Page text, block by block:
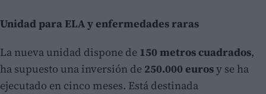
Unidad para ELA y enfermedades raras
La nueva unidad dispone de 150 metros cuadrados,
ha supuesto una inversión de 250.000 eurosy se ha
ejecutado en cinco meses. Está destinada